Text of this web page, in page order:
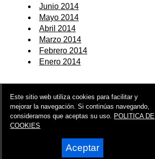
Junio 2014
Mayo 2014
Abril 2014
Marzo 2014
Febrero 2014
Enero 2014
© 2006 - 2026 Portal de Archena Noticias
info@portaldearchena.es
Síguenos en:
Este sitio web utiliza cookies para facilitar y
mejorar la navegación. Si continúas navegando,
consideramos que aceptas su uso. POLITICA DE
COOKIES
Aceptar